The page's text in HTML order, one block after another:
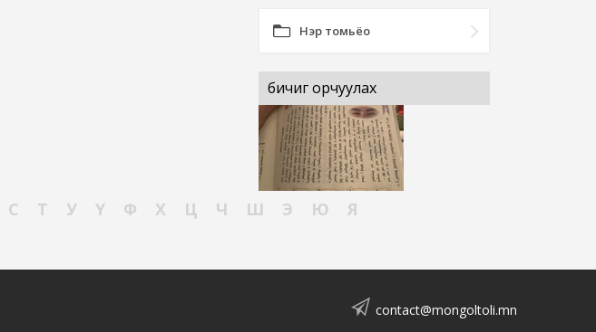
Нэр томьёо
бичиг орчуулах
С Т У Ү Ф Х Ц Ч Ш Э Ю Я
contact@mongoltoli.mn